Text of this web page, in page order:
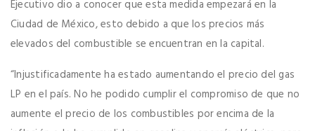
Ejecutivo dio a conocer que esta medida empezará en la
Ciudad de México, esto debido a que los precios más
elevados del combustible se encuentran en la capital.
“Injustificadamente ha estado aumentando el precio del gas
LP en el país. No he podido cumplir el compromiso de que no
aumente el precio de los combustibles por encima de la